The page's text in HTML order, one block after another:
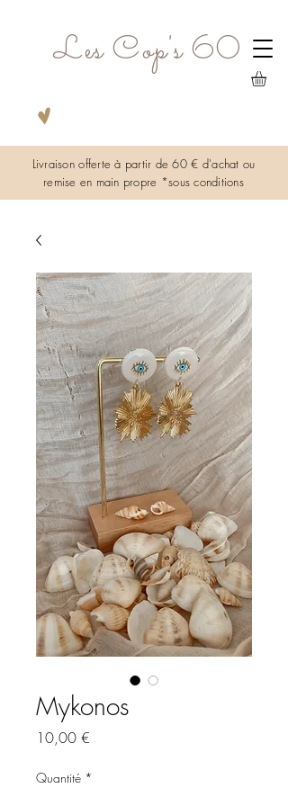
Les Cop's 60
Livraison offerte à partir de 60 € d'achat ou
remise en main propre *sousconditions
Mykonos
10,00 €
Quantité *